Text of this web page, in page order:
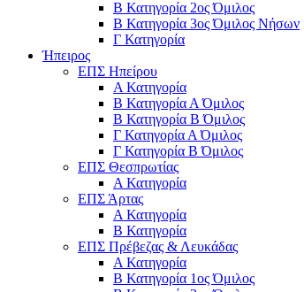
Β Κατηγορία 2ος Όμιλος
Β Κατηγορία 3ος Όμιλος Νήσων
Γ Κατηγορία
Ήπειρος
ΕΠΣ Ηπείρου
Α Κατηγορία
Β Κατηγορία Α Όμιλος
Β Κατηγορία Β Όμιλος
Γ Κατηγορία Α Όμιλος
Γ Κατηγορία Β Όμιλος
ΕΠΣ Θεσπρωτίας
Α Κατηγορία
ΕΠΣ Άρτας
Α Κατηγορία
Β Κατηγορία
ΕΠΣ Πρέβεζας & Λευκάδας
Α Κατηγορία
Β Κατηγορία 1ος Όμιλος